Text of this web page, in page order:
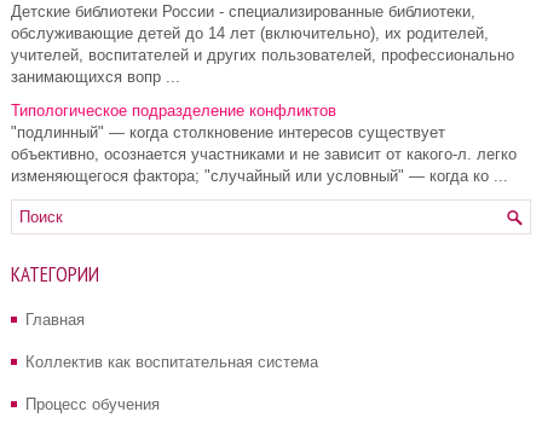
Детские библиотеки России - специализированные библиотеки,
обслуживающие детей до 14 лет (включительно), их родителей,
учителей, воспитателей и других пользователей, профессионально
занимающихся вопр ...
Типологическое подразделение конфликтов
"подлинный" — когда столкновение интересов существует
объективно, осознается участниками и не зависит от какого-л. легко
изменяющегося фактора; "случайный или условный" — когда ко ...
КАТЕГОРИИ
Главная
Коллектив как воспитательная система
Процесс обучения